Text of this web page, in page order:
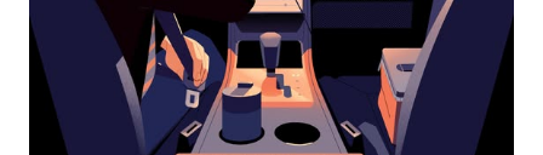
pour
fermer
le
calendrier.